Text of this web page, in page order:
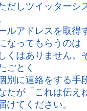
だしツイッターシ
ルアドレスを取得
なってもらうのは
くはありません。
ごとく
個別に連絡をする
たが「これは伝え
けてください。